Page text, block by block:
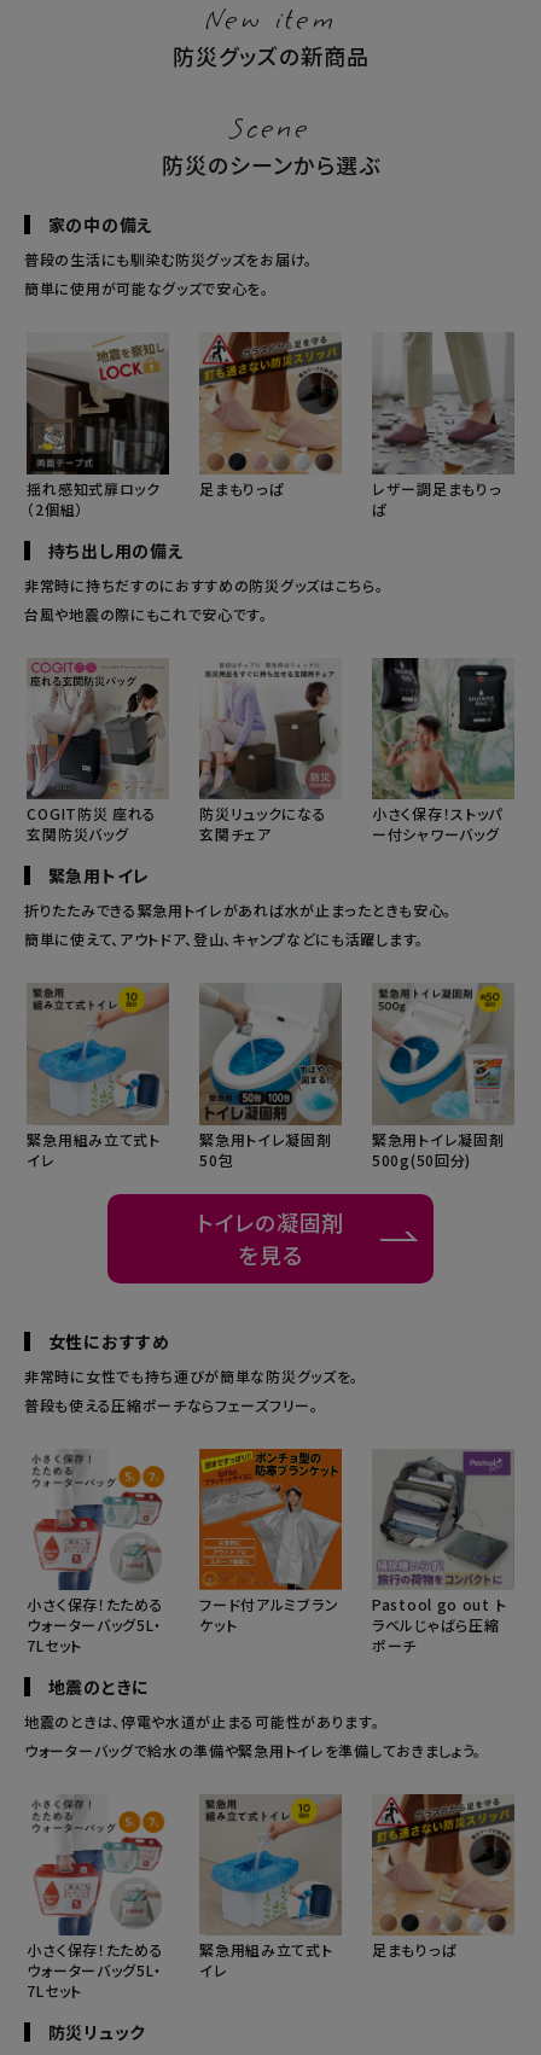
New item
防災グッズの新商品
Scene
防災のシーンから選ぶ
家の中の備え
普段の生活にも馴染む防災グッズをお届け。
簡単に使用が可能なグッズで安心を。
揺れ感知式扉ロック
（2個組）
足まもりっぱ
レザー調足まもりっ
ぱ
持ち出し用の備え
非常時に持ちだすのにおすすめの防災グッズはこちら。
台風や地震の際にもこれで安心です。
COGIT防災 座れる
玄関防災バッグ
防災リュックになる
玄関チェア
小さく保存！ストッパ
ー付シャワーバッグ
緊急用トイレ
折りたたみできる緊急用トイレがあれば水が止まったときも安心。
簡単に使えて、アウトドア、登山、キャンプなどにも活躍します。
緊急用組み立て式ト
イレ
緊急用トイレ凝固剤
50包
緊急用トイレ凝固剤
500g(50回分)
トイレの凝固剤
を見る
女性におすすめ
非常時に女性でも持ち運びが簡単な防災グッズを。
普段も使える圧縮ポーチならフェーズフリー。
小さく保存！たためる
ウォーターバッグ5L・
7Lセット
フード付アルミブラン
ケット
Pastool go out ト
ラベルじゃばら圧縮
ポーチ
地震のときに
地震のときは、停電や水道が止まる可能性があります。
ウォーターバッグで給水の準備や緊急用トイレを準備しておきましょう。
小さく保存！たためる
ウォーターバッグ5L・
7Lセット
緊急用組み立て式ト
イレ
足まもりっぱ
防災リュック